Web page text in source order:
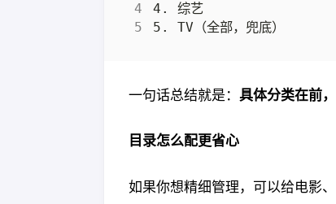
4. 综艺
一句话总结就是： 具体分类在前
目录怎么配更省心
如果你想精细管理，可以给电影